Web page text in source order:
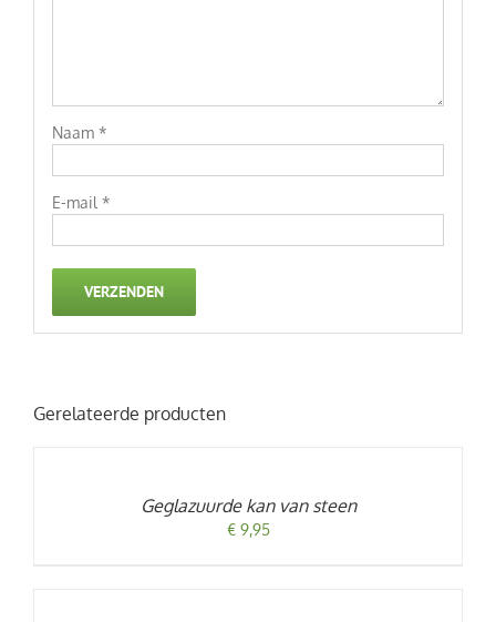
Naam *
E-mail *
Gerelateerde producten
TOEVOEGEN
Geglazuurde kan van steen
€9,95